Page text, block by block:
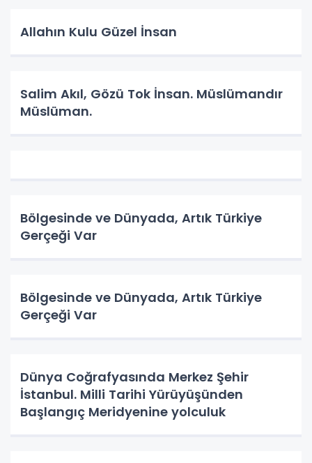
Allahın Kulu Güzel İnsan
Salim Akıl, Gözü Tok İnsan. Müslümandır
Müslüman.
Bölgesinde ve Dünyada, Artık Türkiye
Gerçeği Var
Bölgesinde ve Dünyada, Artık Türkiye
Gerçeği Var
Dünya Coğrafyasında Merkez Şehir
İstanbul. Milli Tarihi Yürüyüşünden
Başlangıç Meridyenine yolculuk